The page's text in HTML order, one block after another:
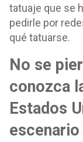
tatuaje que se
pedirle por
qué tatuarse.
No se
conozca
Estados